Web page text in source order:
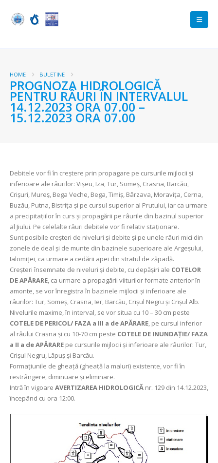
HOME BULETINE
PROGNOZA HIDROLOGICĂ
PENTRU RÂURI ÎN INTERVALUL
14.12.2023 ORA 07.00 –
15.12.2023 ORA 07.00
Debitele vor fi în creștere prin propagare pe cursurile mijlocii şi
inferioare ale râurilor: Vișeu, Iza, Tur, Someș, Crasna, Barcău,
Crișuri, Mureș, Bega Veche, Bega, Timiș, Bârzava, Moravița, Cerna,
Buzău, Putna, Bistrița şi pe cursul superior al Prutului, iar ca urmare
a precipitațiilor în curs și propagării pe râurile din bazinul superior
al Jiului. Pe celelalte râuri debitele vor fi relativ staționare.
Sunt posibile creșteri de niveluri și debite și pe unele râuri mici din
zonele de deal și de munte din bazinele superioare ale Argeșului,
Ialomiței, ca urmare a cedării apei din stratul de zăpadă.
Creşteri însemnate de niveluri şi debite, cu depăşiri ale COTELOR
DE APĂRARE, ca urmare a propagării viiturilor formate anterior în
amonte, se vor înregistra în bazinele mijlocii şi inferioare ale
râurilor: Tur, Someş, Crasna, Ier, Barcău, Crişul Negru şi Crişul Alb.
Nivelurile maxime, în interval, se vor situa cu 10 – 30 cm peste
COTELE DE PERICOL/ FAZA a III a de APĂRARE, pe cursul inferior
al râului Crasna şi cu 10-70 cm peste COTELE DE INUNDAȚIE/ FAZA
a II a de APĂRARE pe cursurile mijlocii şi inferioare ale râurilor: Tur,
Crişul Negru, Lăpuş şi Barcău.
Formațiunile de gheață (gheață la maluri) existente, vor fi în
restrângere, diminuare și eliminare.
Intră în vigoare AVERTIZAREA HIDROLOGICĂ nr. 129 din 14.12.2023,
începând cu ora 12:00.